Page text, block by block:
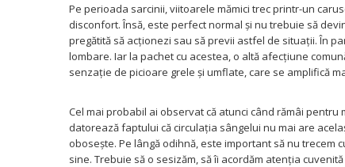
Ingrijire bebe si mama
Igiena si ingrijire bebelusi
Accesorii bebelusi / nou-nascuti
Perne si saltele bebelusi
Baia bebelusului
Maternitate
Pe perioada sarcinii, viitoarele mămici trec printr-un
disconfort. Însă, este perfect normal și nu trebuie să
pregătită să acționezi sau să previi astfel de situații. În
lombare. Iar la pachet cu acestea, o altă afecțiune
senzație de picioare grele și umflate, care se amplifică
Cel mai probabil ai observat că atunci când rămâi
datorează faptului că circulația sângelui nu mai are
obosește. Pe lângă odihnă, este important să nu trecem
sine. Trebuie să o sesizăm, să îi acordăm atenția